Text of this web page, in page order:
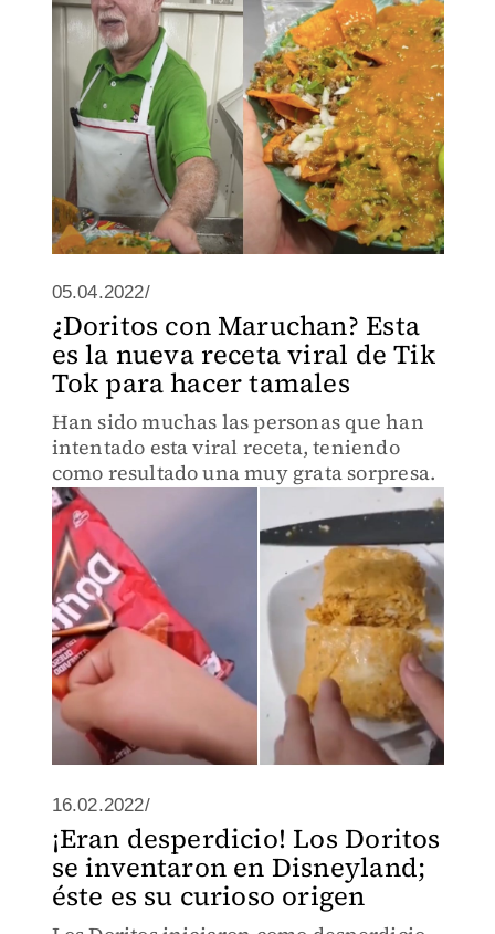
05.04.2022/
¿Doritos con Maruchan? Esta
es la nueva receta viral de Tik
Tok para hacer tamales
Han sido muchas las personas que han
intentado esta viral receta, teniendo
como resultado una muy grata sorpresa.
16.02.2022/
¡Eran desperdicio! Los Doritos
se inventaron en Disneyland;
éste es su curioso origen